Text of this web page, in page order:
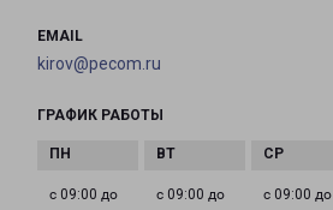
EMAIL
kirov@pecom.ru
ГРАФИК РАБОТЫ
с 09:00 до
с 09:00 до
с 09:00 до